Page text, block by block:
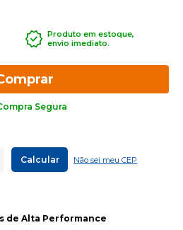
Produto em estoque,
envio imediato.
Segura
Calcular
Não sei meu CEP
de Alta Performance